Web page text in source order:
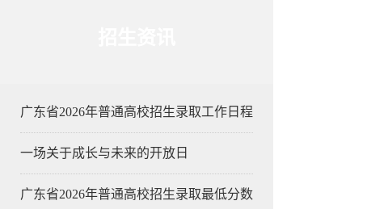
广东省2026年普通高校招生录取工作日程
一场关于成长与未来的开放日
广东省2026年普通高校招生录取最低分数